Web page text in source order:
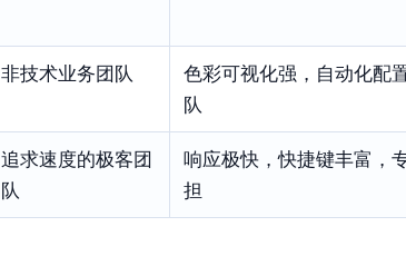
非技术业务团队
色彩可视化强，自动化配
队
追求速度的极客团
队
响应极快，快捷键丰富，
担